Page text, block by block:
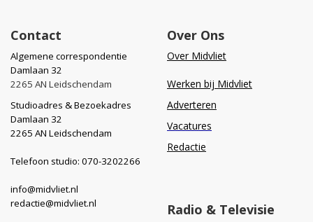
Contact
Algemene correspondentie
Damlaan 32
2265 AN Leidschendam
Studioadres & Bezoekadres
Damlaan 32
2265 AN Leidschendam
Telefoon studio: 070-3202266
info@midvliet.nl
redactie@midvliet.nl
Over Ons
Over Midvliet
Werken bij Midvliet
Adverteren
Vacatures
Redactie
Radio & Televisie